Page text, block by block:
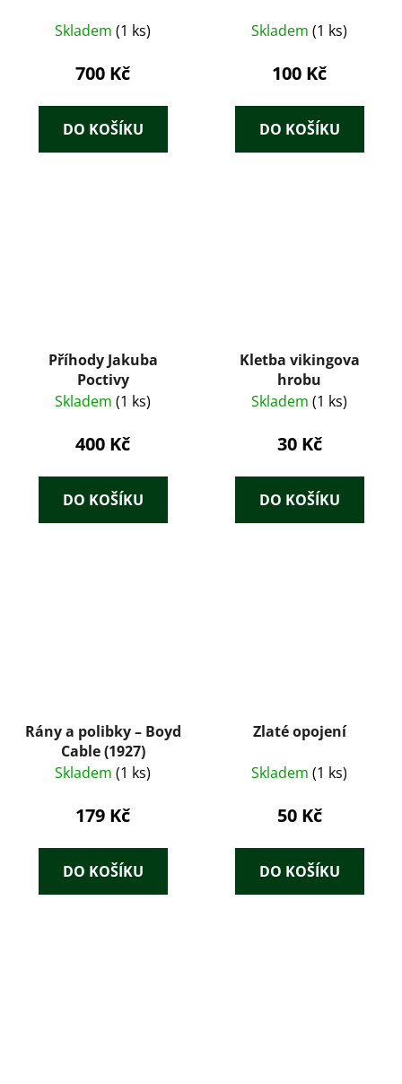
Skladem (1 ks)
700 Kč
DO KOŠÍKU
Skladem (1 ks)
100 Kč
DO KOŠÍKU
Příhody Jakuba
Poctivy
Skladem (1 ks)
400 Kč
DO KOŠÍKU
Kletba vikingova
hrobu
Skladem (1 ks)
30 Kč
DO KOŠÍKU
Rány a polibky – Boyd
Cable (1927)
Skladem (1 ks)
179 Kč
DO KOŠÍKU
Zlaté opojení
Skladem (1 ks)
50 Kč
DO KOŠÍKU